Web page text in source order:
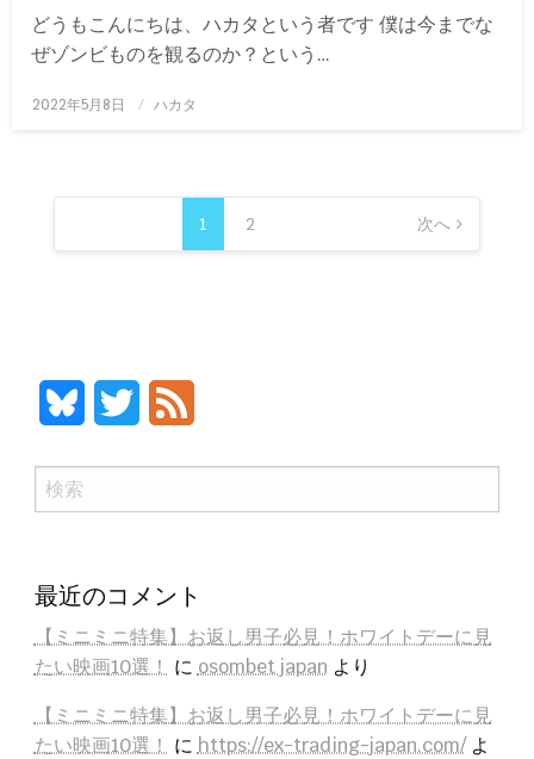
どうもこんにちは、ハカタという者です 僕は今までな
ぜゾンビものを観るのか？という…
投
2022年5月8日 ハカタ
投
の
送
り
1 2 次へ
Bluesky Twitter
検
索
最近のコメント
【ミニミニ特集】お返し男子必見！ホワイトデーに見
たい映画10選！ に osombet japan より
【ミニミニ特集】お返し男子必見！ホワイトデーに見
たい映画10選！ に https://ex-trading-japan.com/よ